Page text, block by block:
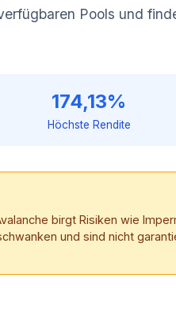
Pools und
174,13%
Höchste Rendite
birgt Risiken wie
und sind nicht